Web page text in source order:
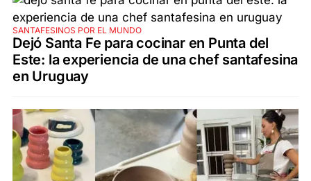
SANTAFESINOS POR EL MUNDO
Dejó Santa Fe para cocinar en Punta del
Este: la experiencia de una chef santafesina
en Uruguay